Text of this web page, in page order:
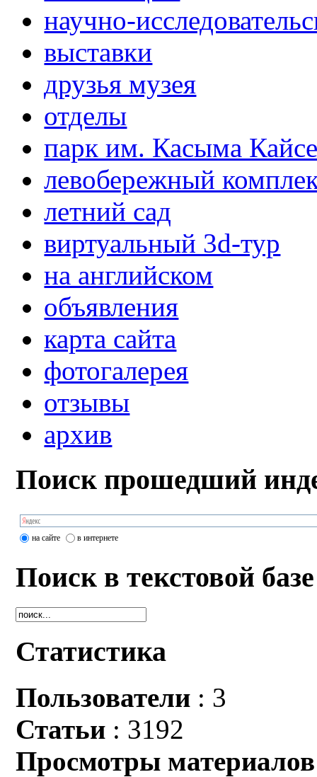
научно-
выставки
друзья музея
отделы
парк им. Касыма
левобережный
летний сад
виртуальный 3d-тур
на английском
объявления
карта сайта
фотогалерея
отзывы
архив
Поиск прошедший
на сайте в интернете
Поиск в текстовой базе
Статистика
Пользователи : 3
Статьи : 3192
Просмотры материалов